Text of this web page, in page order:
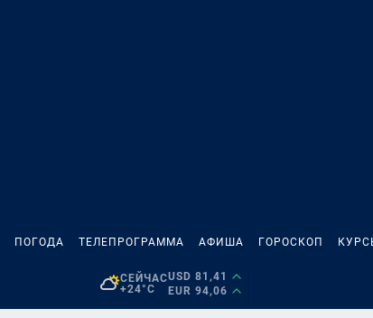
ПОГОДА ТЕЛЕПРОГРАММА АФИША ГОРОСКОП
СЕЙЧАС
+24°C
USD 81,41
EUR 94,06